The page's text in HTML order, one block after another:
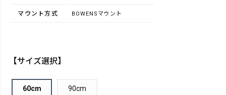
マウント方式 BOWENSマウント
【サイズ選択】
60cm 90cm